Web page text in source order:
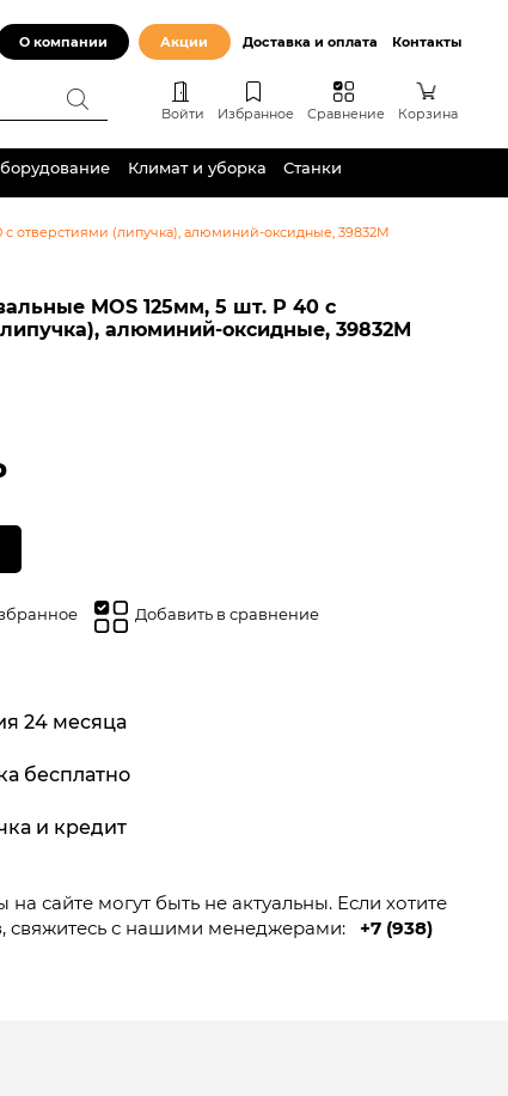
О компании Акции Доставка и оплата Контакты
Войти Избранное Сравнение Корзина
Климат и уборка Станки
отверстиями (липучка), алюминий-оксидные, 39832М
MOS 125мм, 5 шт. Р 40 с
алюминий-оксидные, 39832М
Добавить в сравнение
24 месяца
бесплатно
и кредит
сайте могут быть не актуальны. Если хотите
свяжитесь с нашими менеджерами:
+7 (938)